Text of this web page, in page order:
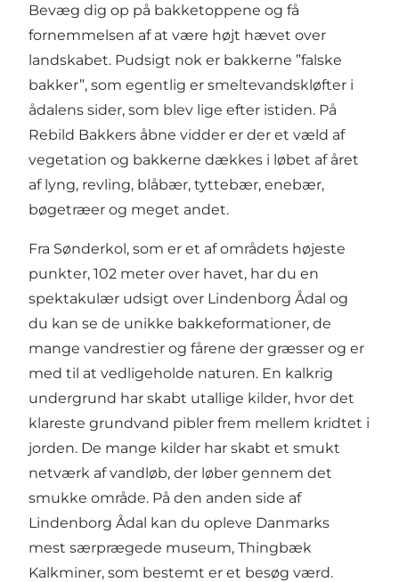
Bevæg dig op på bakketoppene og få
fornemmelsen af at være højt hævet over
landskabet. Pudsigt nok er bakkerne ”falske
bakker”, som egentlig er smeltevandskløfter i
ådalens sider, som blev lige efter istiden. På
Rebild Bakkers åbne vidder er der et væld af
vegetation og bakkerne dækkes i løbet af året
af lyng, revling, blåbær, tyttebær, enebær,
bøgetræer og meget andet.
Fra Sønderkol, som er et af områdets højeste
punkter, 102 meter over havet, har du en
spektakulær udsigt over Lindenborg Ådal og
du kan se de unikke bakkeformationer, de
mange vandrestier og fårene der græsser og er
med til at vedligeholde naturen. En kalkrig
undergrund har skabt utallige kilder, hvor det
klareste grundvand pibler frem mellem kridtet i
jorden. De mange kilder har skabt et smukt
netværk af vandløb, der løber gennem det
smukke område. På den anden side af
Lindenborg Ådal kan du opleve Danmarks
mest særprægede museum, Thingbæk
Kalkminer, som bestemt er et besøg værd.